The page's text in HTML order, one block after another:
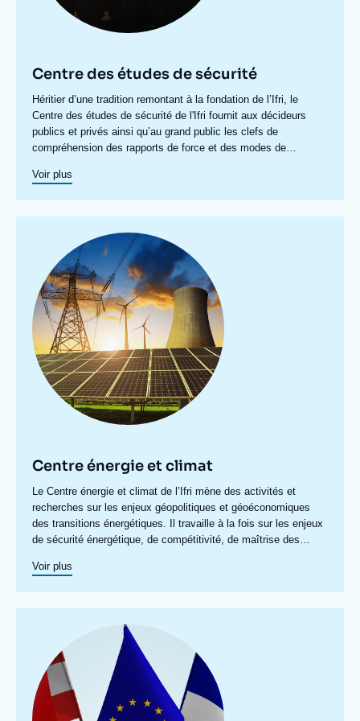
Centre des études de sécurité
Accroche
centre
Héritier d’une tradition remontant à la fondation de l’Ifri, le
Centre des études de sécurité de l'Ifri fournit aux décideurs
publics et privés ainsi qu’au grand public les clefs de
compréhension des rapports de force et des modes de
à la jointure du politique et de l’opérationnel, la crédibilité de
pôle unique de recherche et d’influence sur le débat de défense
national et international.
Voir plus
principale
Centre énergie et climat
Accroche
centre
Le Centre énergie et climat de l’Ifri mène des activités et
recherches sur les enjeux géopolitiques et géoéconomiques
des transitions énergétiques. Il travaille à la fois sur les enjeux
de sécurité énergétique, de compétitivité, de maîtrise des
des politiques européennes de l’énergie et du climat, et des
Il offre une expertise reconnue, enrichie de collaborations
internationales et d'événements à Paris et à Bruxelles,
notamment.
Voir plus